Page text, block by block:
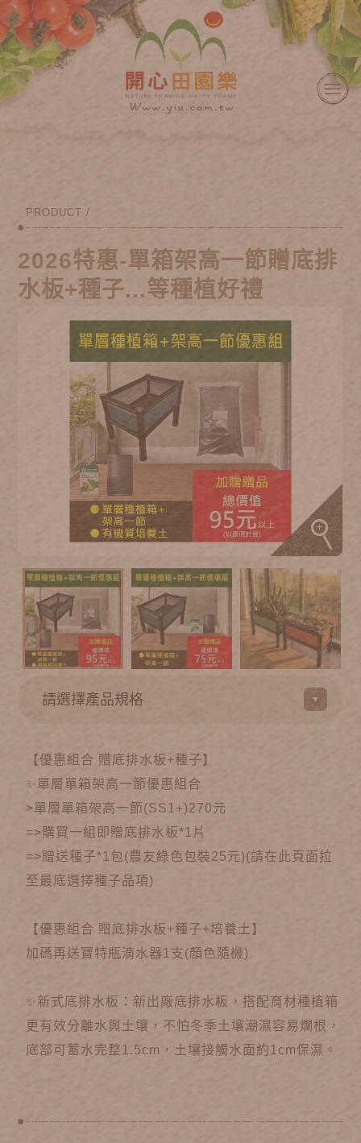
PRODUCT /
2026特惠-單箱架高一節贈底排
水板+種子...等種植好禮
【優惠組合 贈底排水板+種子】
✨單層單箱架高一節優惠組合
>單層單箱架高一節(SS1+)270元
=>購買一組即贈底排水板*1片
=>贈送種子*1包(農友綠色包裝25元)(請在此頁面拉
至最底選擇種子品項)
【優惠組合 贈底排水板+種子+培養土】
加碼再送寶特瓶滴水器1支(顏色隨機)
✨新式底排水板：新出廠底排水板，搭配育材種植箱
更有效分離水與土壤，不怕冬季土壤潮濕容易爛根，
底部可蓄水完整1.5cm，土壤接觸水面約1cm保濕。